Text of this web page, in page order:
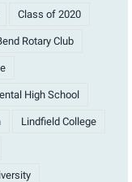
Class of 2020
Rotary Club
High School
Lindfield College